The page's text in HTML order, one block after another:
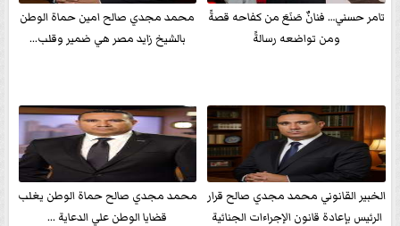
تامر حسني… فنانٌ صَنَعَ من كفاحه قصةً
ومن تواضعه رسالةً
محمد مجدي صالح امين حماة الوطن
بالشيخ زايد مصر هي ضمير وقلب...
الخبير القانوني محمد مجدي صالح قرار
الرئيس بإعادة قانون الإجراءات الجنائية
محمد مجدي صالح حماة الوطن يغلب
قضايا الوطن علي الدعاية ...